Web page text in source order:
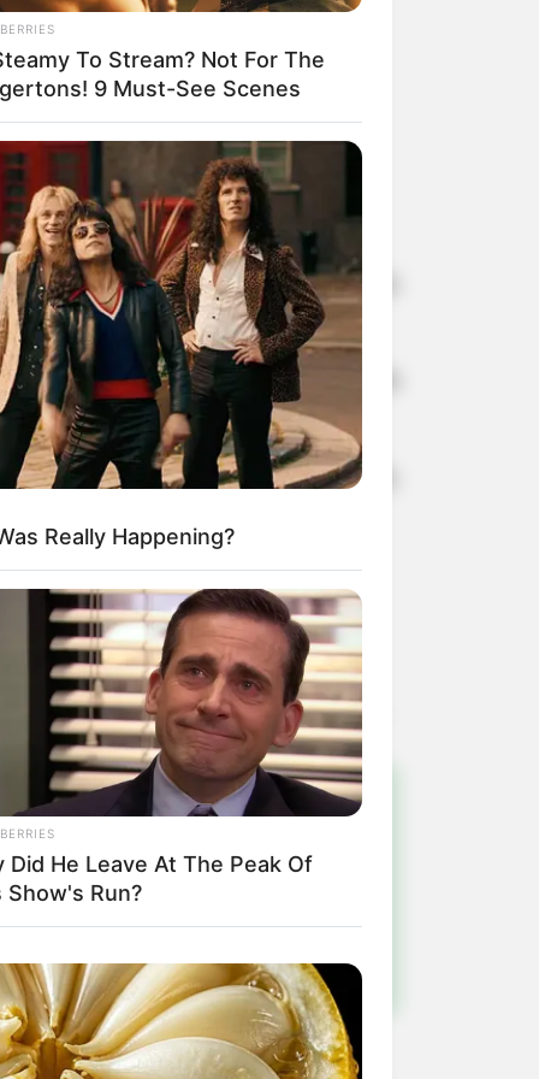
de setembro para os beneficiários
Vale lembrar que, com a conta
do celular.
ou nas Unidades Lotéricas,
do seu smartphone.
e região
To Stream? Not For The
9 Must-See Scenes
Really Happening?
Did He Leave At The Peak Of
Show's Run?